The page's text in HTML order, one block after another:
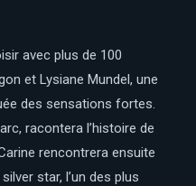
avec plus de 100
et Lysiane Mundel, une
des sensations fortes.
racontera l’histoire de
rencontrera ensuite
star, l’un des plus